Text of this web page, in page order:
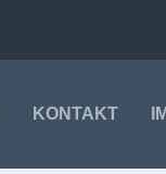
KONTAKT